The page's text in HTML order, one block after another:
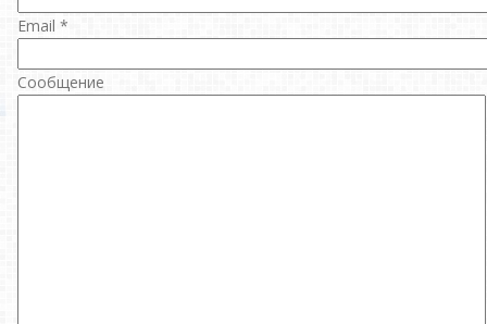
Email *
Сообщение